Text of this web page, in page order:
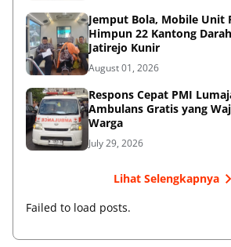
Jemput Bola, Mobile Unit
Himpun 22 Kantong
Jatirejo Kunir
August 01, 2026
Respons Cepat PMI
Ambulans Gratis yang
Warga
July 29, 2026
Lihat Selengkapnya
Failed to load posts.